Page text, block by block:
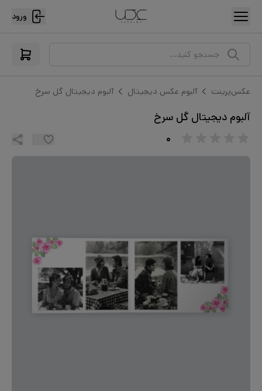
ورود
جستجو کنید...
عکس‌پرینت آلبوم عکس دیجیتال آلبوم دیجیتال گل سرخ
آلبوم دیجیتال گل سرخ
۰